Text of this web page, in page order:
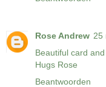
Rose Andrew 25
Beautiful card
Hugs Rose
Beantwoorden